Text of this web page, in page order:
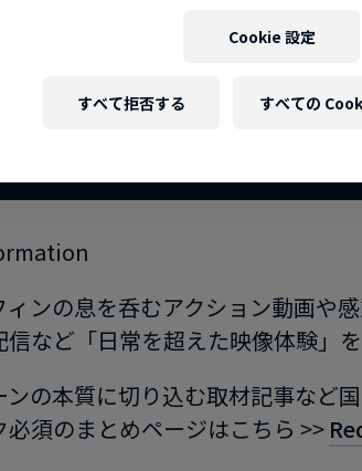
オンシップツアーで3度
・ファニング》の活躍
ィンの息を呑むアクション動画や
信など「日常を超えた映像体験」
ンの本質に切り込む取材記事など
必須のまとめページはこちら >>
Cookie 設定
すべて拒否する すべての